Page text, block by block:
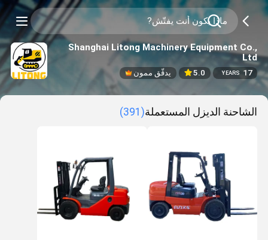
Shanghai Litong Machinery Equipment Co.,
Ltd
17
YEARS
5.0 يدقّق ممون
الشاحنة الديزل المستعملة(391)